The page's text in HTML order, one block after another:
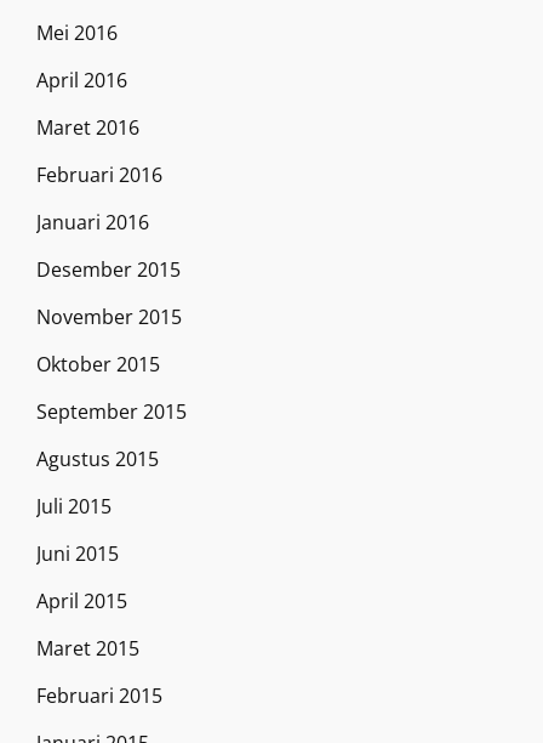
Mei 2016
April 2016
Maret 2016
Februari 2016
Januari 2016
Desember 2015
November 2015
Oktober 2015
September 2015
Agustus 2015
Juli 2015
Juni 2015
April 2015
Maret 2015
Februari 2015